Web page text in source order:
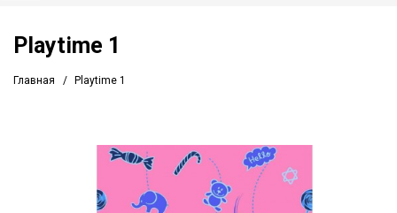
Playtime 1
Главная Playtime 1